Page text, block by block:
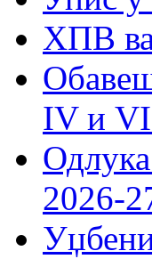
ХПВ
IV и
2026-